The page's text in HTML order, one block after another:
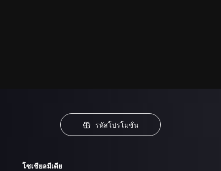
รหัสโปรโมชั่น
โซเชียลมีเดีย